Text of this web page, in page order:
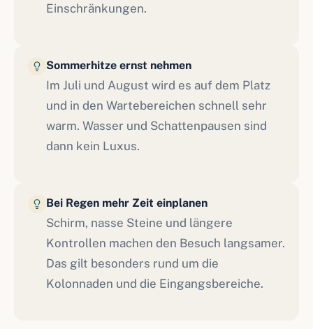
Einschränkungen.
Sommerhitze ernst nehmen
Im Juli und August wird es auf dem Platz
und in den Wartebereichen schnell sehr
warm. Wasser und Schattenpausen sind
dann kein Luxus.
Bei Regen mehr Zeit einplanen
Schirm, nasse Steine und längere
Kontrollen machen den Besuch langsamer.
Das gilt besonders rund um die
Kolonnaden und die Eingangsbereiche.